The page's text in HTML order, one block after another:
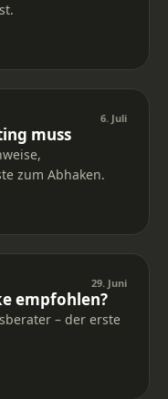
6. Juli
muss
zum Abhaken.
29. Juni
empfohlen?
– der erste